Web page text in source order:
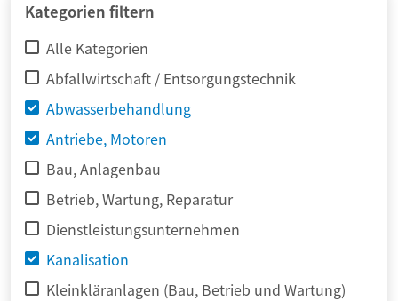
Kategorien filtern
Alle Kategorien
Abfallwirtschaft / Entsorgungstechnik
Abwasserbehandlung
Antriebe, Motoren
Bau, Anlagenbau
Betrieb, Wartung, Reparatur
Dienstleistungsunternehmen
Kanalisation
Kleinkläranlagen (Bau, Betrieb und Wartung)